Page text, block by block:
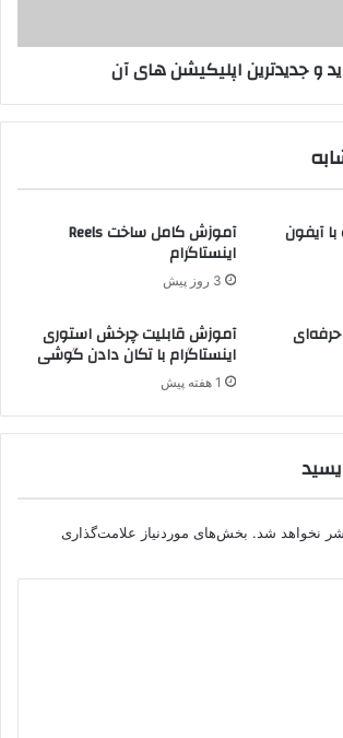
و جدیدترین اپلیکیشن های آن
آیفون آموزش کامل ساخت Reels
اینستاگرام
3 روز پیش
آموزش قابلیت چرخش استوری
اینستاگرام با تکان دادن گوشی
1 هفته پیش
نخواهد شد. بخش‌های موردنیاز علامت‌گذاری